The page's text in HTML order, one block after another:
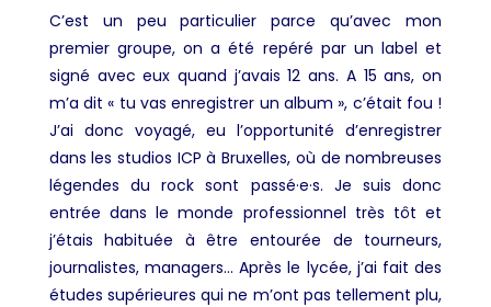
C’est un peu particulier parce qu’avec mon
premier groupe, on a été repéré par un label et
signé avec eux quand j’avais 12 ans. A 15 ans, on
m’a dit « tu vas enregistrer un album », c’était fou !
J’ai donc voyagé, eu l’opportunité d’enregistrer
dans les studios ICP à Bruxelles, où de nombreuses
légendes du rock sont passé·e·s. Je suis donc
entrée dans le monde professionnel très tôt et
j’étais habituée à être entourée de tourneurs,
journalistes, managers… Après le lycée, j’ai fait des
études supérieures qui ne m’ont pas tellement plu,